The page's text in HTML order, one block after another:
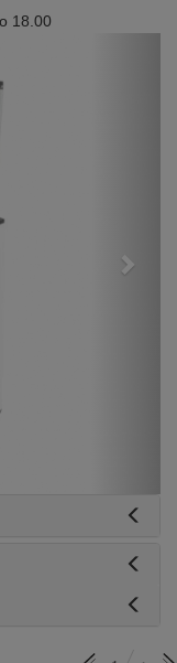
18.00